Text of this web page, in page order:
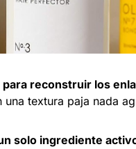
reconstruir los
textura paja nada
solo ingrediente